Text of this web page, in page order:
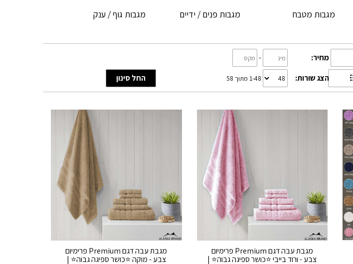
מגבות מטבח מגבות פנים / ידיים
מגבות גוף / ענק
מחיר:
-
הצג שורות: 1-48 מתוך 58
מגבת עבה דגם Premium פרימיום
צבע - ורוד בייבי ⭐כושר ספיגה גבוה⭐ |
מגבת עבה דגם Premium פרימיום
צבע - מוקה ⭐כושר ספיגה גבוה⭐ |